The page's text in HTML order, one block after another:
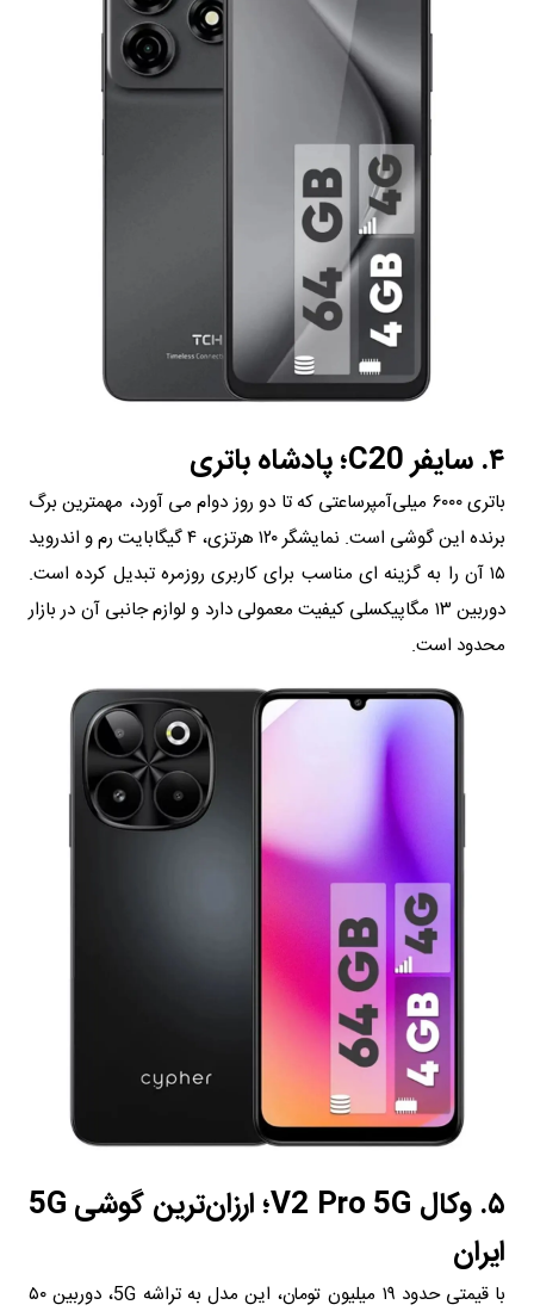
۴. سایفر C20؛ پادشاه باتری
باتری ۶۰۰۰ میلی‌آمپرساعتی که تا دو روز دوام می آورد، مهمترین برگ
برنده این گوشی است. نمایشگر ۱۲۰ هرتزی، ۴ گیگابایت رم و اندروید
۱۵ آن را به گزینه ای مناسب برای کاربری روزمره تبدیل کرده است.
دوربین ۱۳ مگاپیکسلی کیفیت معمولی دارد و لوازم جانبی آن در بازار
محدود است.
۵. وکال V2 Pro 5G؛ ارزان‌ترین گوشی 5G
ایران
با قیمتی حدود ۱۹ میلیون تومان، این مدل به تراشه 5G، دوربین ۵۰